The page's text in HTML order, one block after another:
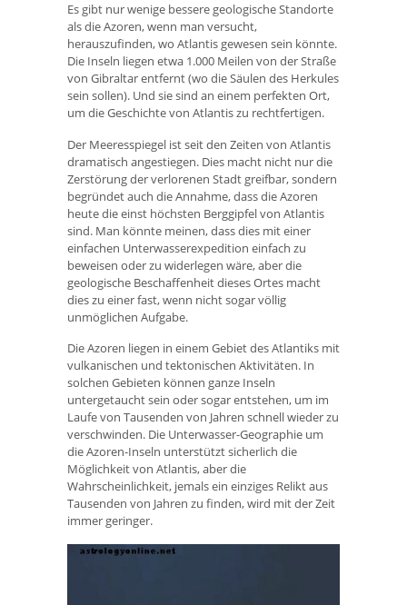
Es gibt nur wenige bessere geologische Standorte
als die Azoren, wenn man versucht,
herauszufinden, wo Atlantis gewesen sein könnte.
Die Inseln liegen etwa 1.000 Meilen von der Straße
von Gibraltar entfernt (wo die Säulen des Herkules
sein sollen). Und sie sind an einem perfekten Ort,
um die Geschichte von Atlantis zu rechtfertigen.
Der Meeresspiegel ist seit den Zeiten von Atlantis
dramatisch angestiegen. Dies macht nicht nur die
Zerstörung der verlorenen Stadt greifbar, sondern
begründet auch die Annahme, dass die Azoren
heute die einst höchsten Berggipfel von Atlantis
sind. Man könnte meinen, dass dies mit einer
einfachen Unterwasserexpedition einfach zu
beweisen oder zu widerlegen wäre, aber die
geologische Beschaffenheit dieses Ortes macht
dies zu einer fast, wenn nicht sogar völlig
unmöglichen Aufgabe.
Die Azoren liegen in einem Gebiet des Atlantiks mit
vulkanischen und tektonischen Aktivitäten. In
solchen Gebieten können ganze Inseln
untergetaucht sein oder sogar entstehen, um im
Laufe von Tausenden von Jahren schnell wieder zu
verschwinden. Die Unterwasser-Geographie um
die Azoren-Inseln unterstützt sicherlich die
Möglichkeit von Atlantis, aber die
Wahrscheinlichkeit, jemals ein einziges Relikt aus
Tausenden von Jahren zu finden, wird mit der Zeit
immer geringer.